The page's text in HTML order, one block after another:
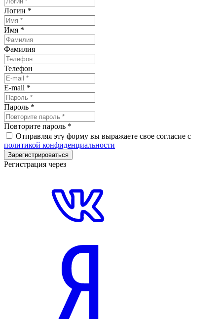
Логин *
Имя *
Фамилия
Телефон
E-mail *
Пароль *
Повторите пароль *
Отправляя эту форму вы выражаете свое согласие с
политикой конфиденциальности
Зарегистрироваться
Регистрация через